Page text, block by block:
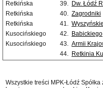
Retkińska
39. Dw. Łódź
Retkińska
40. Zagrodniki
Retkińska
41.
Kusocińskiego
42. Babickiego
Kusocińskiego
43. Armii
44. Retkinia
Wszystkie treści MPK-Łódź